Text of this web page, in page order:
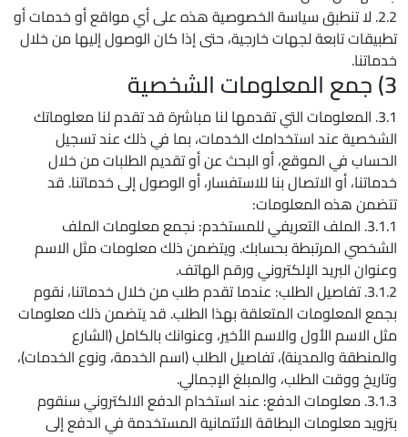
2.2. لا تنطبق سياسة الخصوصية هذه على أي مواقع أو خدمات أو
تطبيقات تابعة لجهات خارجية، حتى إذا كان الوصول إليها من خلال
خدماتنا.
3) جمع المعلومات الشخصية
3.1. المعلومات التي تقدمها لنا مباشرة قد تقدم لنا معلوماتك
الشخصية عند استخدامك الخدمات، بما في ذلك عند تسجيل
الحساب في الموقع، أو البحث عن أو تقديم الطلبات من خلال
خدماتنا، أو الاتصال بنا للاستفسار، أو الوصول إلى خدماتنا. قد
تتضمن هذه المعلومات:
3.1.1. الملف التعريفي للمستخدم: نجمع معلومات الملف
الشخصي المرتبطة بحسابك. ويتضمن ذلك معلومات مثل الاسم
وعنوان البريد الإلكتروني ورقم الهاتف.
3.1.2. تفاصيل الطلب: عندما تقدم طلب من خلال خدماتنا، نقوم
بجمع المعلومات المتعلقة بهذا الطلب. قد يتضمن ذلك معلومات
مثل الاسم الأول والاسم الأخير، وعنوانك بالكامل (الشارع
والمنطقة والمدينة)، تفاصيل الطلب (اسم الخدمة، ونوع الخدمات)،
وتاريخ ووقت الطلب، والمبلغ الإجمالي.
3.1.3. معلومات الدفع: عند استخدام الدفع الالكتروني سنقوم
بتزويد معلومات البطاقة الائتمانية المستخدمة في الدفع إلى